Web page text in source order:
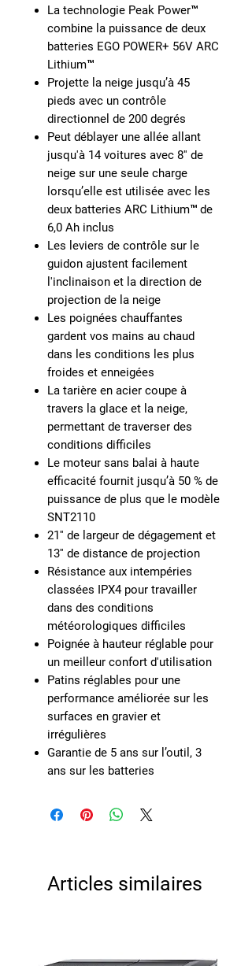
La technologie Peak Power™
combine la puissance de deux
batteries EGO POWER+ 56V ARC
Lithium™
Projette la neige jusqu’à 45
pieds avec un contrôle
directionnel de 200 degrés
Peut déblayer une allée allant
jusqu'à 14 voitures avec 8'' de
neige sur une seule charge
lorsqu’elle est utilisée avec les
deux batteries ARC Lithium™ de
6,0 Ah inclus
Les leviers de contrôle sur le
guidon ajustent facilement
l'inclinaison et la direction de
projection de la neige
Les poignées chauffantes
gardent vos mains au chaud
dans les conditions les plus
froides et enneigées
La tarière en acier coupe à
travers la glace et la neige,
permettant de traverser des
conditions difficiles
Le moteur sans balai à haute
efficacité fournit jusqu’à 50 % de
puissance de plus que le modèle
SNT2110
21'' de largeur de dégagement et
13'' de distance de projection
Résistance aux intempéries
classées IPX4 pour travailler
dans des conditions
météorologiques difficiles
Poignée à hauteur réglable pour
un meilleur confort d'utilisation
Patins réglables pour une
performance améliorée sur les
surfaces en gravier et
irrégulières
Garantie de 5 ans sur l’outil, 3
ans sur les batteries
Articles similaires